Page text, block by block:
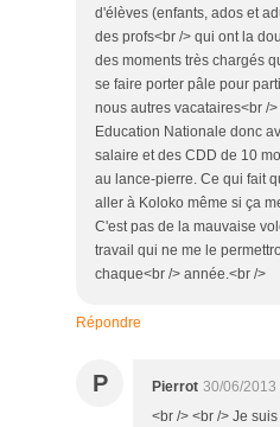
d'élèves (enfants, ados et
des profs<br /> qui ont la
des moments très chargés
se faire porter pâle pour
nous autres vacataires<br /
Education Nationale donc
salaire et des CDD de 10
au lance-pierre. Ce qui fait
aller à Koloko même si ça
C'est pas de la mauvaise
travail qui ne me le
chaque<br /> année.<br />
Répondre
P Pierrot 30/06/2013
<br /> <br /> Je